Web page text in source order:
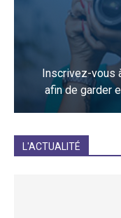
Inscrivez-vous
afin de garder
L'ACTUALITÉ